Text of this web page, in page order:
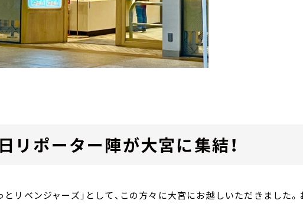
リポーター陣が大宮に集結！
とリベンジャーズ」として、この方々に大宮にお越しいただきました。